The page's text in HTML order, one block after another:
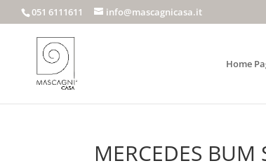
051 6111611 info@mascagnicasa.it
Home
MERCEDES BUM